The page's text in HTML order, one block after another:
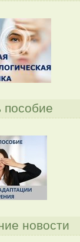
пособие
новости